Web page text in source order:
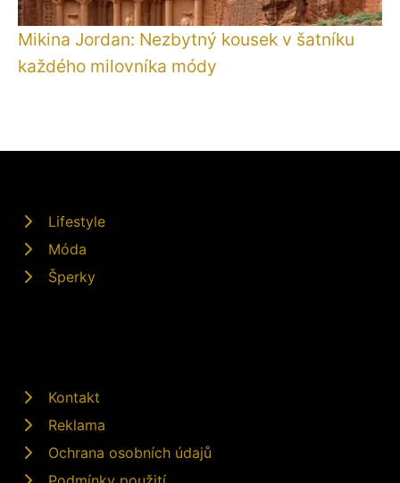
Mikina Jordan: Nezbytný kousek v šatníku
každého milovníka módy
Lifestyle
Móda
Šperky
Kontakt
Reklama
Ochrana osobních údajů